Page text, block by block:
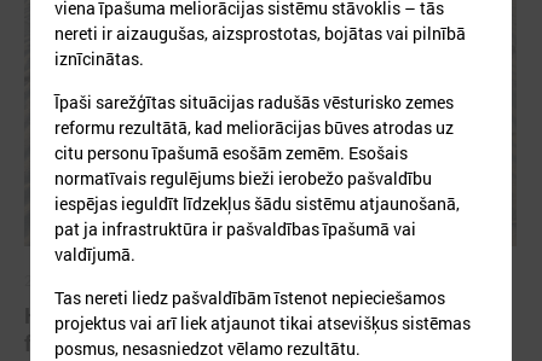
Klimata zināšanu telpa: projektu piemēri un
finansējuma iespējas
viena īpašuma meliorācijas sistēmu stāvoklis – tās
nereti ir aizaugušas, aizsprostotas, bojātas vai pilnībā
iznīcinātas.
Īpaši sarežģītas situācijas radušās vēsturisko zemes
reformu rezultātā, kad meliorācijas būves atrodas uz
citu personu īpašumā esošām zemēm. Esošais
normatīvais regulējums bieži ierobežo pašvaldību
iespējas ieguldīt līdzekļus šādu sistēmu atjaunošanā,
pat ja infrastruktūra ir pašvaldības īpašumā vai
valdījumā.
Tas nereti liedz pašvaldībām īstenot nepieciešamos
projektus vai arī liek atjaunot tikai atsevišķus sistēmas
posmus, nesasniedzot vēlamo rezultātu.